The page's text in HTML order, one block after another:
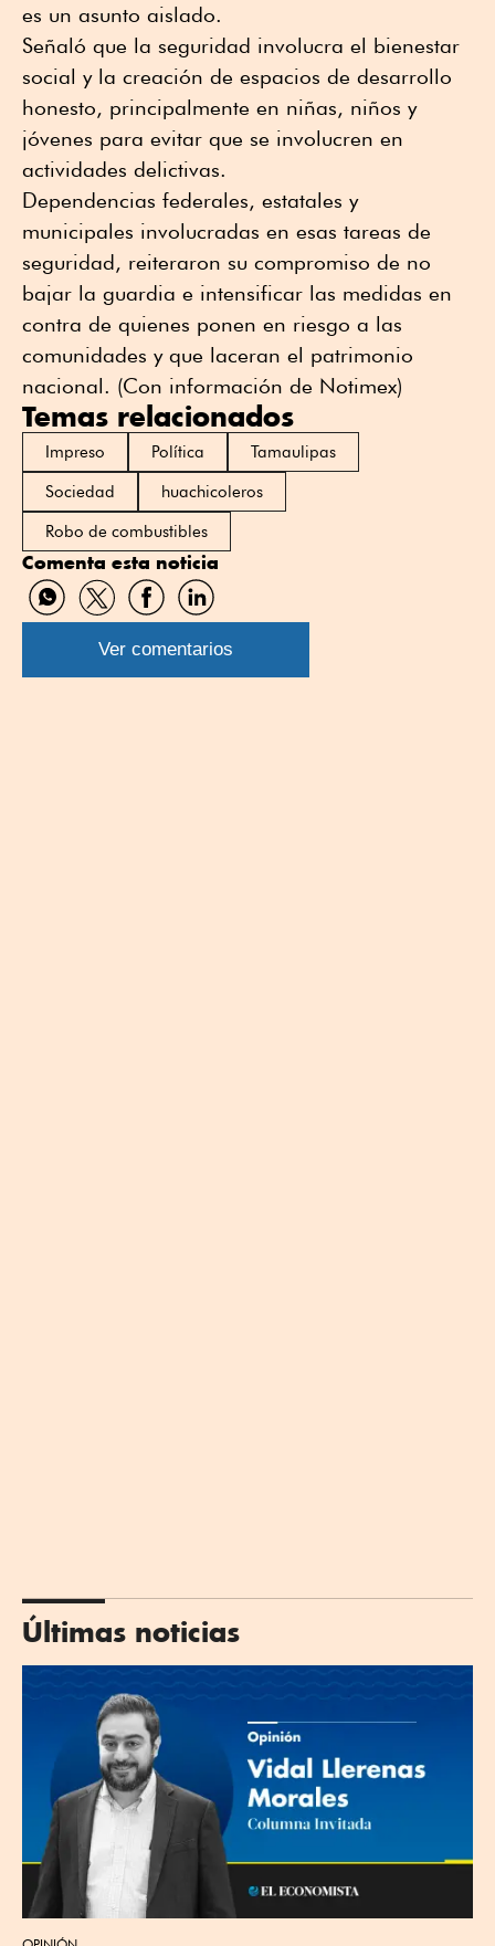
es un asunto aislado.
Señaló que la seguridad involucra el bienestar
social y la creación de espacios de desarrollo
honesto, principalmente en niñas, niños y
jóvenes para evitar que se involucren en
actividades delictivas.
Dependencias federales, estatales y
municipales involucradas en esas tareas de
seguridad, reiteraron su compromiso de no
bajar la guardia e intensificar las medidas en
contra de quienes ponen en riesgo a las
comunidades y que laceran el patrimonio
nacional. (Con información de Notimex)
Temas relacionados
Impreso Política
Tamaulipas
Sociedad
huachicoleros
Robo de combustibles
Comenta esta noticia
Compartir
por
WhatsApp
Compartir
por
Twitter
Compartir
por
Facebook
Compartir
por
Linkedin
Ver comentarios
Últimas noticias